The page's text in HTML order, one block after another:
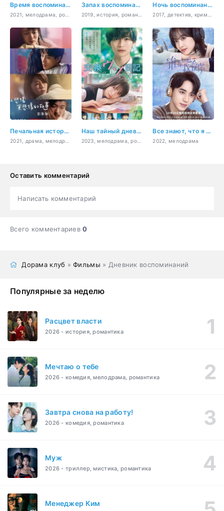
Время воспоминаний Запах воспоминаний Ночь воспоминаний
Печальная история Наш тайный дневник
2023, мелодрама, романтика, молодость
Все знают, что я люблю тебя
2022, мелодрама
Оставить комментарий
Написать комментарий
Всего комментариев0
Дорама клуб »Фильмы » Дневник воспоминаний
Популярные за неделю
Расцвет власти
2026 - история, романтика
Мечтаю о тебе
2026 - комедия, мелодрама, романтика
Завтра снова на работу!
2026 - комедия, романтика
Муж
2026 - триллер, мистика, романтика
Менеджер Ким